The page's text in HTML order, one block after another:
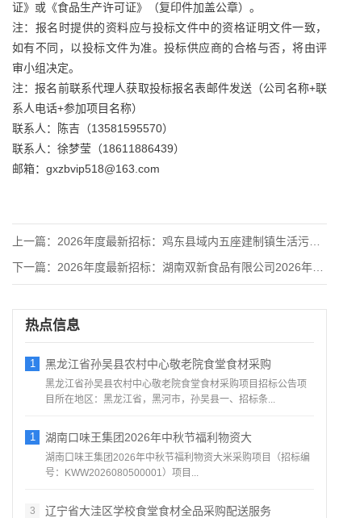
证》或《食品生产许可证》（复印件加盖公章）。
注：报名时提供的资料应与投标文件中的资格证明文件一致，
如有不同，以投标文件为准。投标供应商的合格与否，将由评
审小组决定。
注：报名前联系代理人获取投标报名表邮件发送（公司名称+联
系人电话+参加项目名称）
联系人：陈吉（13581595570）
联系人：徐梦莹（18611886439）
邮箱：gxzbvip518@163.com
上一篇： 2026年度最新招标：鸡东县域内五座建制镇生活污水处理项目污
下一篇： 2026年度最新招标：湖南双新食品有限公司2026年度运输服
热点信息
1 黑龙江省孙吴县农村中心敬老院食堂食材采购
黑龙江省孙吴县农村中心敬老院食堂食材采购项目招标公告项
目所在地区：黑龙江省，黑河市，孙吴县一、招标条...
1 湖南口味王集团2026年中秋节福利物资大
湖南口味王集团2026年中秋节福利物资大米采购项目（招标编
号：KWW2026080500001）项目...
3 辽宁省大洼区学校食堂食材全品采购配送服务